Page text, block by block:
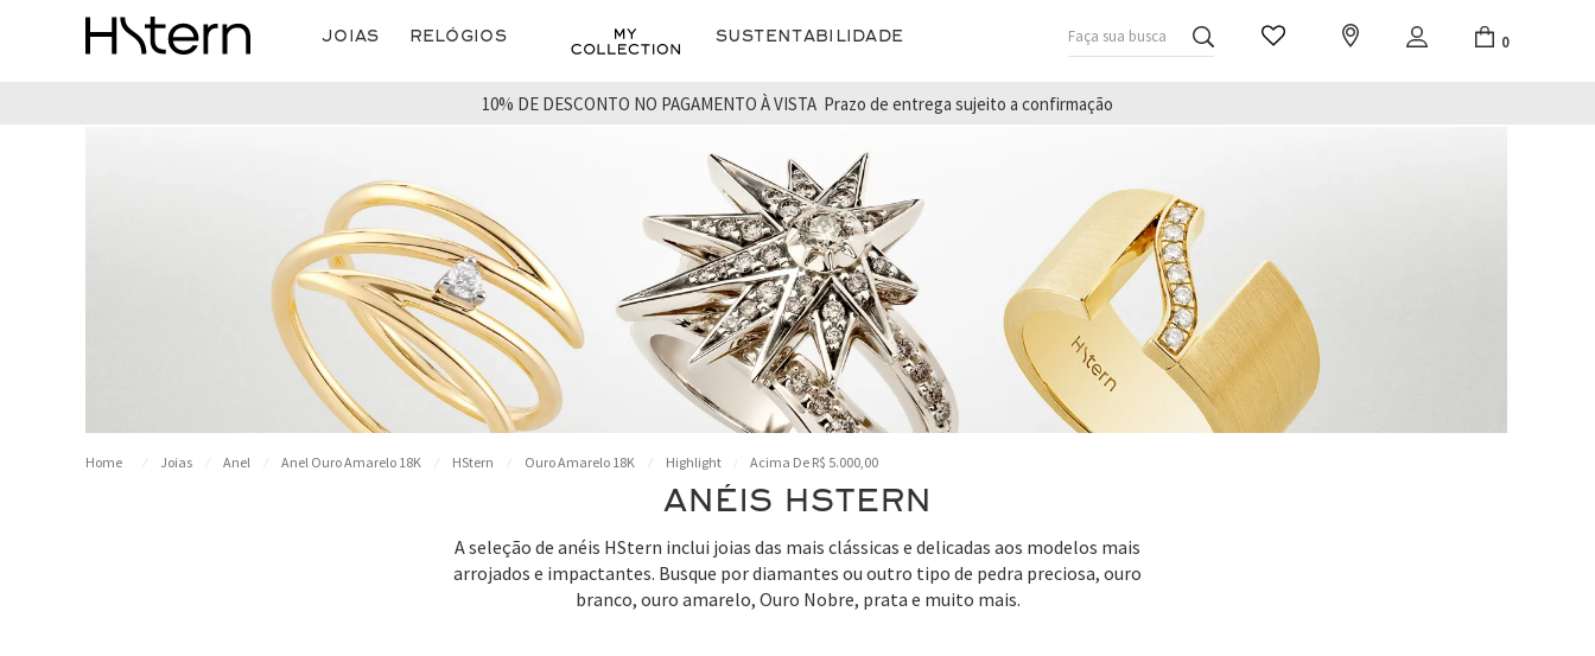
Joias Relógios Sustentabilidade Faça sua busca 0
10% DE DESCONTO NO PAGAMENTO À VISTA Prazo de entrega sujeito a confirmação
Joias Anel Anel Ouro Amarelo 18K HStern Ouro Amarelo 18K Highlight Acima De R$ 5.000,00
ANÉIS HSTERN
A seleção de anéis HStern inclui joias das mais clássicas e delicadas aos modelos mais
arrojados e impactantes. Busque por diamantes ou outro tipo de pedra preciosa, ouro
branco, ouro amarelo, Ouro Nobre, prata e muito mais.